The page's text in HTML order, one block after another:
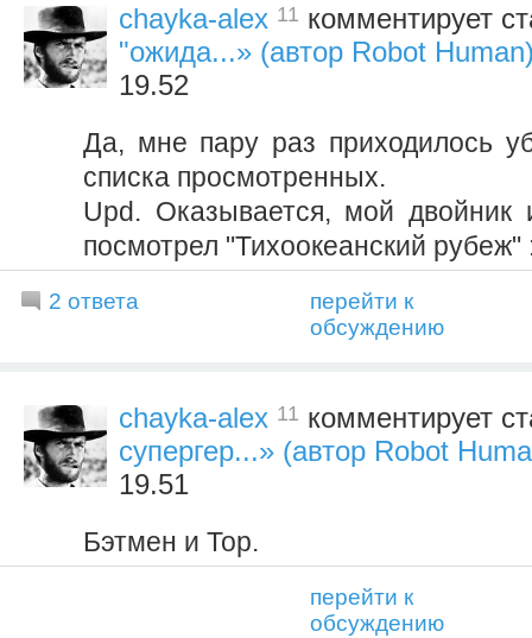
chayka-alex 11 комментирует
"ожида...» (автор Robot
19.52
Да, мне пару раз приходилось
списка просмотренных.
Upd. Оказывается, мой двойник
посмотрел "Тихоокеанский рубеж"
2 ответа
перейти к
обсуждению
chayka-alex 11 комментирует
супергер...» (автор Robot
19.51
Бэтмен и Тор.
перейти к
обсуждению